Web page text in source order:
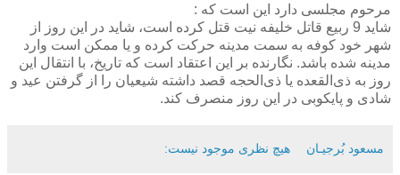
مرحوم مجلسی دارد این است که :
شاید 9 ربیع قاتل خلیفه نیت قتل کرده است، شاید در این روز از
شهر خود کوفه به سمت مدینه حرکت کرده و یا ممکن است وارد
مدینه شده باشد. نگارنده بر این اعتقاد است که تاریخ، با انتقال این
روز به ذی‌القعده یا ذی‌الحجه قصد داشته شیعیان را از گرفتن عید و
شادی و پایکوبی در این روز منصرف کند.
مسعود بُرجيـان هیچ نظری موجود نیست: